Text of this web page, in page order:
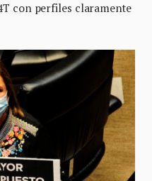
con perfiles claramente